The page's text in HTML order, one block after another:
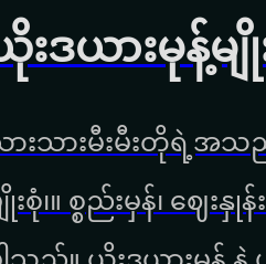
းဒယားမုန့်
းသားမီးမီးတိုရဲ့အသည်
းစုံ၊။ စ္စည်းမှန်၊ ‌ဈ